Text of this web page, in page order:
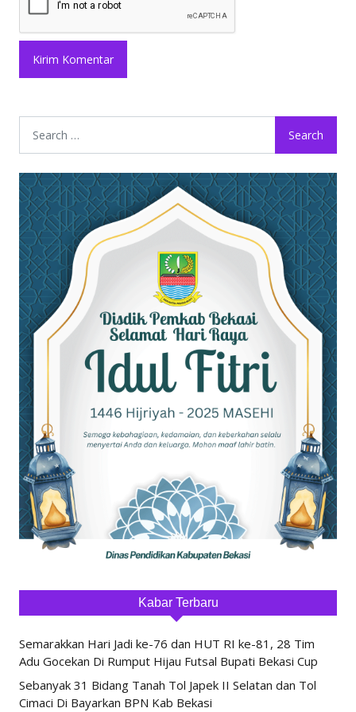
Kabar Terbaru
Semarakkan Hari Jadi ke-76 dan HUT RI ke-81, 28 Tim
Adu Gocekan Di Rumput Hijau Futsal Bupati Bekasi Cup
Sebanyak 31 Bidang Tanah Tol Japek II Selatan dan Tol
Cimaci Di Bayarkan BPN Kab Bekasi